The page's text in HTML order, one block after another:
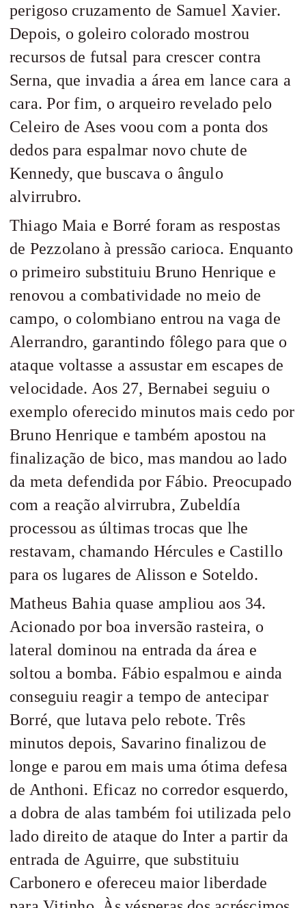
perigoso cruzamento de Samuel Xavier.
Depois, o goleiro colorado mostrou
recursos de futsal para crescer contra
Serna, que invadia a área em lance cara a
cara. Por fim, o arqueiro revelado pelo
Celeiro de Ases voou com a ponta dos
dedos para espalmar novo chute de
Kennedy, que buscava o ângulo
alvirrubro.
Thiago Maia e Borré foram as respostas
de Pezzolano à pressão carioca. Enquanto
o primeiro substituiu Bruno Henrique e
renovou a combatividade no meio de
campo, o colombiano entrou na vaga de
Alerrandro, garantindo fôlego para que o
ataque voltasse a assustar em escapes de
velocidade. Aos 27, Bernabei seguiu o
exemplo oferecido minutos mais cedo por
Bruno Henrique e também apostou na
finalização de bico, mas mandou ao lado
da meta defendida por Fábio. Preocupado
com a reação alvirrubra, Zubeldía
processou as últimas trocas que lhe
restavam, chamando Hércules e Castillo
para os lugares de Alisson e Soteldo.
Matheus Bahia quase ampliou aos 34.
Acionado por boa inversão rasteira, o
lateral dominou na entrada da área e
soltou a bomba. Fábio espalmou e ainda
conseguiu reagir a tempo de antecipar
Borré, que lutava pelo rebote. Três
minutos depois, Savarino finalizou de
longe e parou em mais uma ótima defesa
de Anthoni. Eficaz no corredor esquerdo,
a dobra de alas também foi utilizada pelo
lado direito de ataque do Inter a partir da
entrada de Aguirre, que substituiu
Carbonero e ofereceu maior liberdade